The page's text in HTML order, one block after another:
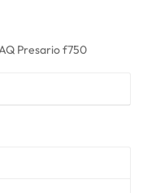
Presario f750